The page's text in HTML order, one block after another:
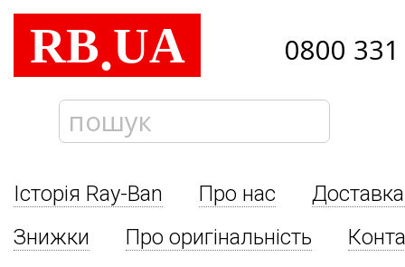
RB.UA 0800
Історія Ray-Ban Про нас
Знижки
Про оригінальність